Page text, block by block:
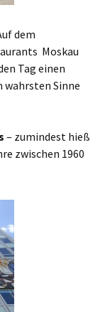
dem
Moskau
Tag einen
wahrsten Sinne
– zumindest hieß
zwischen 1960